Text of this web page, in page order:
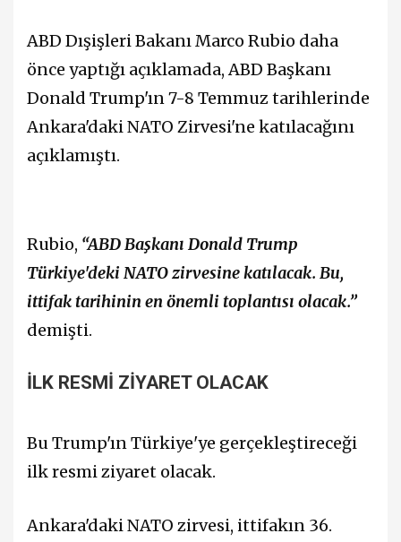
ABD Dışişleri Bakanı Marco Rubio daha
önce yaptığı açıklamada, ABD Başkanı
Donald Trump'ın 7-8 Temmuz tarihlerinde
Ankara'daki NATO Zirvesi'ne katılacağını
açıklamıştı.
Rubio, “ABD Başkanı Donald Trump
Türkiye'deki NATO zirvesine katılacak. Bu,
ittifak tarihinin en önemli toplantısı olacak.”
demişti.
İLK RESMİ ZİYARET OLACAK
Bu Trump'ın Türkiye'ye gerçekleştireceği
ilk resmi ziyaret olacak.
Ankara'daki NATO zirvesi, ittifakın 36.